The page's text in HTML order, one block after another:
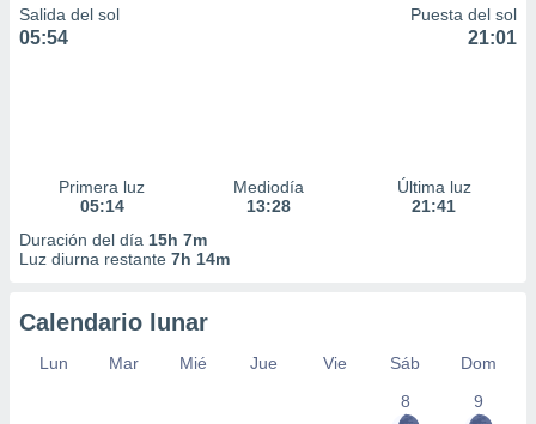
Salida del sol
05:54
Puesta del sol
21:01
Primera luz
05:14
Mediodía
13:28
Última luz
21:41
Duración del día 15h 7m
Luz diurna restante 7h 14m
Calendario lunar
Lun Mar Mié Jue Vie Sáb
Dom
8
9